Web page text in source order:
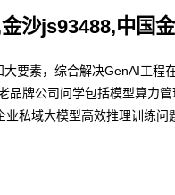
沙js93488,中国
要素，综合解决GenAI工
牌公司问学包括模型算力
私域大模型高效推理训练